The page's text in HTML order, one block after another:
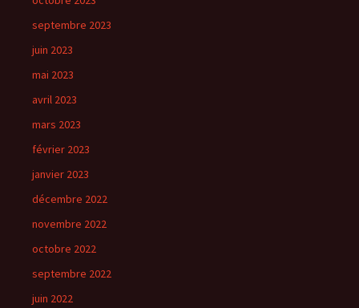
septembre 2023
juin 2023
mai 2023
avril 2023
mars 2023
février 2023
janvier 2023
décembre 2022
novembre 2022
octobre 2022
septembre 2022
juin 2022